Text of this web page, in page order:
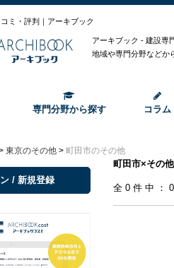
ミ・評判｜アーキブック
アーキブック - 建設専
地域や専門分野などか
専門分野から探す コラム
東京のその他 > 町田市のその他
町田市×その
全0件中：
/ 新規登録